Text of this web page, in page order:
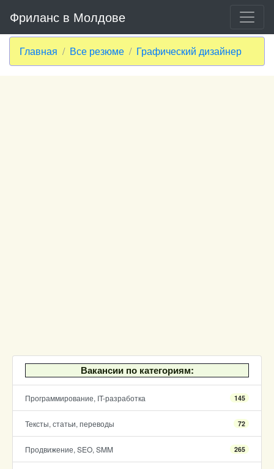
Фриланс в Молдове
Главная Все резюме Графический дизайнер
Вакансии по категориям:
Программирование, IT-разработка 145
Тексты, статьи, переводы 72
Продвижение, SEO, SMM 265